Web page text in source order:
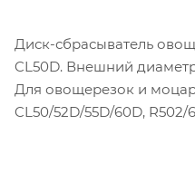
Диск-сбрасыватель
CL50D. Внешний
Для овощерезок и
CL50/52D/55D/60D, R502/